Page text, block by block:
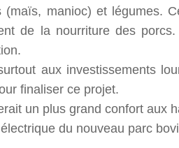
(maïs, manioc) et légumes.
de la nourriture des
aux investissements
finaliser ce projet.
un plus grand confort aux
du nouveau parc